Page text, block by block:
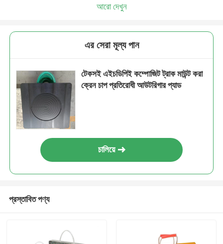
আরো দেখুন
এর সেরা মূল্য পান
টেকসই এইচডিপিই কম্পোজিট ট্রাক মাউন্ট করা
ক্রেন চাপ প্রতিরোধী আউটরিগার প্যাড
চালিয়ে
প্রস্তাবিত পণ্য